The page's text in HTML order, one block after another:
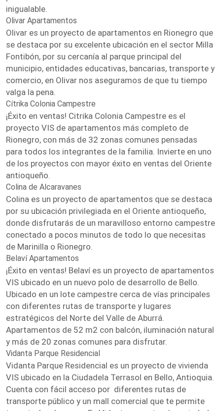
inigualable.
Olivar Apartamentos
Olivar es un proyecto de apartamentos en Rionegro que
se destaca por su excelente ubicación en el sector Milla
Fontibón, por su cercanía al parque principal del
municipio, entidades educativas, bancarias, transporte y
comercio, en Olivar nos aseguramos de que tu tiempo
valga la pena.
Cítrika Colonia Campestre
¡Éxito en ventas! Citrika Colonia Campestre es el
proyecto VIS de apartamentos más completo de
Rionegro, con más de 32 zonas comunes pensadas
para todos los integrantes de la familia. Invierte en uno
de los proyectos con mayor éxito en ventas del Oriente
antioqueño.
Colina de Alcaravanes
Colina es un proyecto de apartamentos que se destaca
por su ubicación privilegiada en el Oriente antioqueño,
donde disfrutarás de un maravilloso entorno campestre
conectado a pocos minutos de todo lo que necesitas
de Marinilla o Rionegro.
Belaví Apartamentos
¡Éxito en ventas! Belaví es un proyecto de apartamentos
VIS ubicado en un nuevo polo de desarrollo de Bello.
Ubicado en un lote campestre cerca de vías principales
con diferentes rutas de transporte y lugares
estratégicos del Norte del Valle de Aburrá.
Apartamentos de 52 m2 con balcón, iluminación natural
y más de 20 zonas comunes para disfrutar.
Vidanta Parque Residencial
Vidanta Parque Residencial es un proyecto de vivienda
VIS ubicado en la Ciudadela Terrasol en Bello, Antioquia.
Cuenta con fácil acceso por diferentes rutas de
transporte público y un mall comercial que te permite